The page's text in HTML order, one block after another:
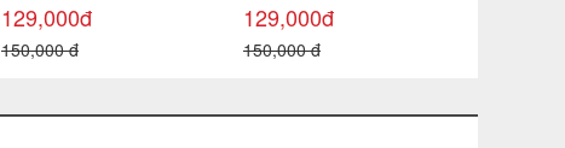
129,000đ
150,000 đ
129,000đ
150,000 đ